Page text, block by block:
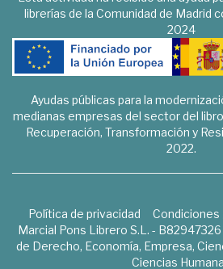
librerías de la Comunidad de Madrid
2024
Ayudas públicas para la
medianas empresas del sector del
Recuperación, Transformación y
2022.
Política de privacidad Condiciones
Marcial Pons Librero S.L. -
de Derecho, Economía, Empresa,
Ciencias